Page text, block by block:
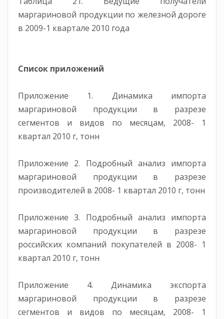
маргариновой продукции по железной дороге
в 2009-1 квартале 2010 года
Список приложений
Приложение 1. Динамика импорта
маргариновой продукции в разрезе
сегментов и видов по месяцам, 2008- 1
квартал 2010 г, тонн
Приложение 2. Подробный анализ импорта
маргариновой продукции в разрезе
производителей в 2008- 1 квартал 2010 г, тонн
Приложение 3. Подробный анализ импорта
маргариновой продукции в разрезе
российских компаний покупателей в 2008- 1
квартал 2010 г, тонн
Приложение 4. Динамика экспорта
маргариновой продукции в разрезе
сегментов и видов по месяцам, 2008- 1